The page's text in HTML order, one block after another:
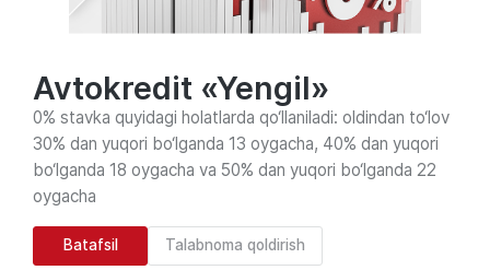
Avtokredit «Yengil»
0% stavka quyidagi holatlarda qo‘llaniladi: oldindan to‘lov
30% dan yuqori bo‘lganda 13 oygacha, 40% dan yuqori
bo‘lganda 18 oygacha va 50% dan yuqori bo‘lganda 22
oygacha
Batafsil Talabnoma qoldirish